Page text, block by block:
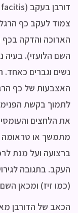
צמוד לעקב כף
נשים וגברים
האצבעות של כף
לתמוך בקשת
את הלחצים
מתמשך או טראומה
ברצועה ועל מנת
העקב. בתגובה
(כמו זיז) ומכאן
הכאב של הדורבן